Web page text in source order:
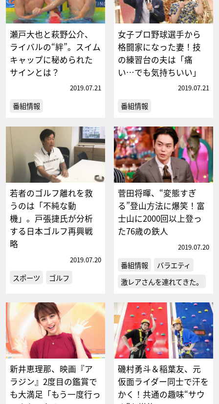
瀬戸大也と萩野公介、
ライバルの“絆”。スイム
キャップに秘められた
サインとは？
2019.07.21
番組情報
女子プロ野球選手から
格闘家になった妻！技
の練習台の夫は「痛
い…でも気持ちいい」
2019.07.21
番組情報
若者のゴルフ離れを救
うのは「不純な動
機」。戸張捷氏が分析
する日本ゴルフ再興戦
略
2019.07.20
スポーツ ゴルフ
菅田将暉、“変態すぎ
る”登山方法に爆笑！富
士山に2000回以上登っ
た76歳の鉄人
2019.07.20
番組情報
バラエティ
激レアさんを連れてきた。
新井恵理那、映画『ア
ラジン』2度目の鑑賞で
も大満足「もう一度行っ
磯村勇斗＆稲葉友、元
仮面ライダー同士で汗を
かく！共通の趣味“サウ